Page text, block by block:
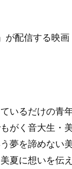
配信する映画
いるだけの青
がく音大生・
夢を諦めない
夏に想いを伝